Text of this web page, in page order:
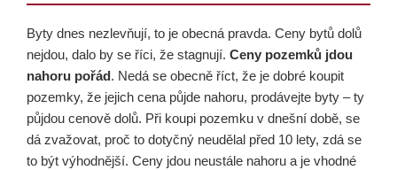
Byty dnes nezlevňují, to je obecná pravda. Ceny bytů dolů
nejdou, dalo by se říci, že stagnují. Ceny pozemků jdou
nahoru pořád. Nedá se obecně říct, že je dobré koupit
pozemky, že jejich cena půjde nahoru, prodávejte byty – ty
půjdou cenově dolů. Při koupi pozemku v dnešní době, se
dá zvažovat, proč to dotyčný neudělal před 10 lety, zdá se
to být výhodnější. Ceny jdou neustále nahoru a je vhodné